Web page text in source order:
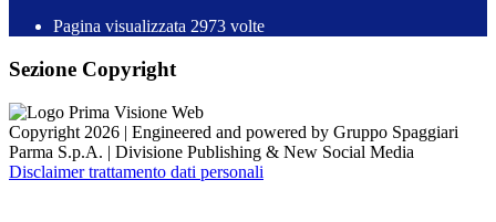
Pagina visualizzata 2973 volte
Sezione Copyright
Copyright 2026 | Engineered and powered by Gruppo Spaggiari
Parma S.p.A. | Divisione Publishing & New Social Media
Disclaimer trattamento dati personali